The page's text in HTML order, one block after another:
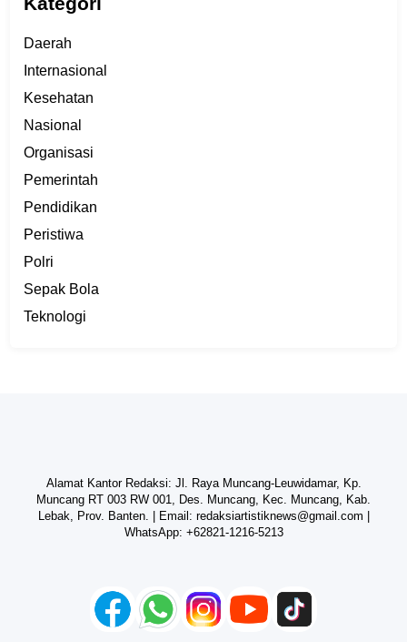
Daerah
Internasional
Kesehatan
Nasional
Organisasi
Pemerintah
Pendidikan
Peristiwa
Polri
Sepak Bola
Teknologi
Alamat Kantor Redaksi: Jl. Raya Muncang-Leuwidamar, Kp.
Muncang RT 003 RW 001, Des. Muncang, Kec. Muncang, Kab.
Lebak, Prov. Banten. | Email: redaksiartistiknews@gmail.com
WhatsApp: +62821-1216-5213